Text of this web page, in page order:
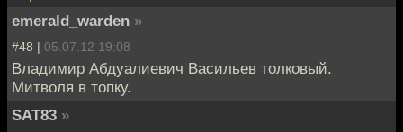
emerald_warden »
#48 | 05.07.12 19:08
Владимир Абдуалиевич Васильев толковый.
Митволя в топку.
SAT83 »